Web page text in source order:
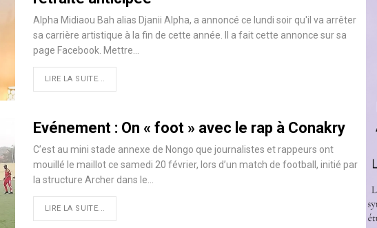
Alpha Midiaou Bah alias Djanii Alpha, a annoncé ce lundi soir qu'il va arrêter
sa carrière artistique à la fin de cette année. Il a fait cette annonce sur sa
page Facebook. Mettre…
LIRE LA SUITE...
Evénement : On « foot » avec le rap à Conakry
C’est au mini stade annexe de Nongo que journalistes et rappeurs ont
mouillé le maillot ce samedi 20 février, lors d’un match de football, initié par
la structure Archer dans le
LIRE LA SUITE...